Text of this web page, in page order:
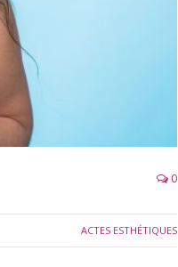
0
ACTES ESTHÉTIQUES